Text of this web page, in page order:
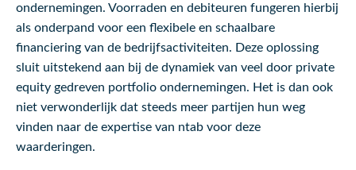
ondernemingen. Voorraden en debiteuren fungeren hierbij
als onderpand voor een flexibele en schaalbare
financiering van de bedrijfsactiviteiten. Deze oplossing
sluit uitstekend aan bij de dynamiek van veel door private
equity gedreven portfolio ondernemingen. Het is dan ook
niet verwonderlijk dat steeds meer partijen hun weg
vinden naar de expertise van ntab voor deze
waarderingen.